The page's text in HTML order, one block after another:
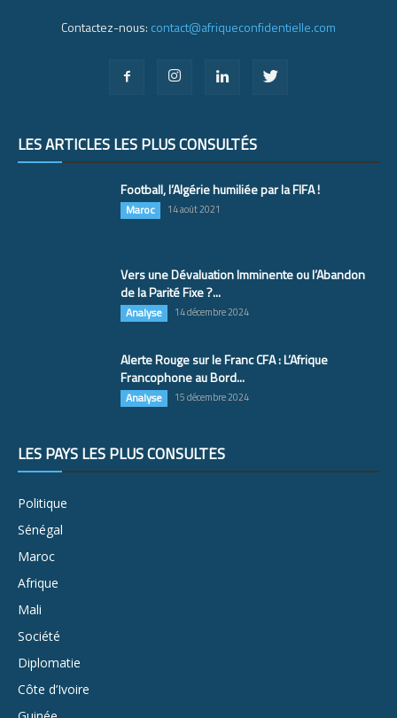
Contactez-nous: contact@afriqueconfidentielle.com
LES ARTICLES LES PLUS CONSULTÉS
Football, l’Algérie humiliée par la FIFA !
Maroc 14 août 2021
Vers une Dévaluation Imminente ou l’Abandon
de la Parité Fixe ?...
Analyse 14 décembre 2024
Alerte Rouge sur le Franc CFA : L’Afrique
Francophone au Bord...
Analyse 15 décembre 2024
LES PAYS LES PLUS CONSULTÉS
Politique
Sénégal
Maroc
Afrique
Mali
Société
Diplomatie
Côte d’Ivoire